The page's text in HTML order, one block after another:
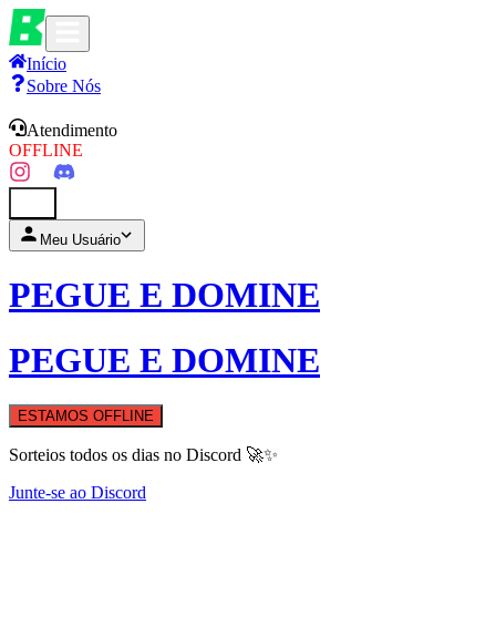
Início
Sobre Nós
Atendimento
OFFLINE
Meu Usuário
PEGUE E DOMINE
PEGUE E DOMINE
ESTAMOS OFFLINE
Sorteios todos os dias no Discord 🚀✨
Junte-se ao Discord